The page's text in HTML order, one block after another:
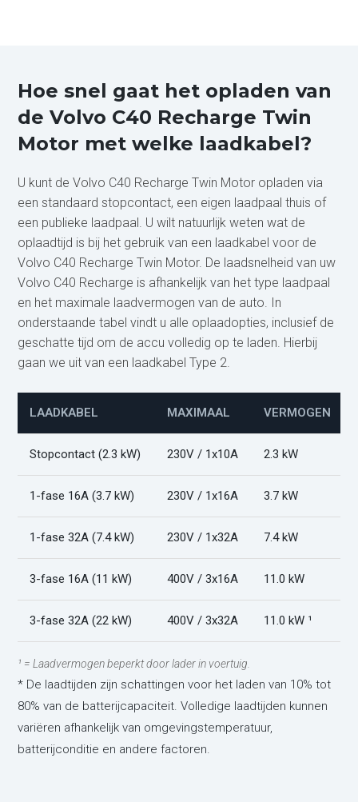
Hoe snel gaat het opladen van
de Volvo C40 Recharge Twin
Motor met welke laadkabel?
U kunt de Volvo C40 Recharge Twin Motor opladen via
een standaard stopcontact, een eigen laadpaal thuis of
een publieke laadpaal. U wilt natuurlijk weten wat de
oplaadtijd is bij het gebruik van een laadkabel voor de
Volvo C40 Recharge Twin Motor. De laadsnelheid van uw
Volvo C40 Recharge is afhankelijk van het type laadpaal
en het maximale laadvermogen van de auto. In
onderstaande tabel vindt u alle oplaadopties, inclusief de
geschatte tijd om de accu volledig op te laden. Hierbij
gaan we uit van een laadkabel Type 2.
LAADKABEL MAXIMAAL VERMOGEN
Stopcontact (2.3 kW) 230V / 1x10A 2.3 kW
1-fase 16A (3.7 kW) 230V / 1x16A 3.7 kW
1-fase 32A (7.4 kW) 230V / 1x32A 7.4 kW
3-fase 16A (11 kW) 400V / 3x16A 11.0 kW
3-fase 32A (22 kW) 400V / 3x32A 11.0 kW ¹
¹ = Laadvermogen beperkt door lader in voertuig.
* De laadtijden zijn schattingen voor het laden van 10% tot
80% van de batterijcapaciteit. Volledige laadtijden kunnen
variëren afhankelijk van omgevingstemperatuur,
batterijconditie en andere factoren.